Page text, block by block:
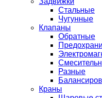
Стальные
Чугунные
Клапаны
Обратные
Разные
Краны